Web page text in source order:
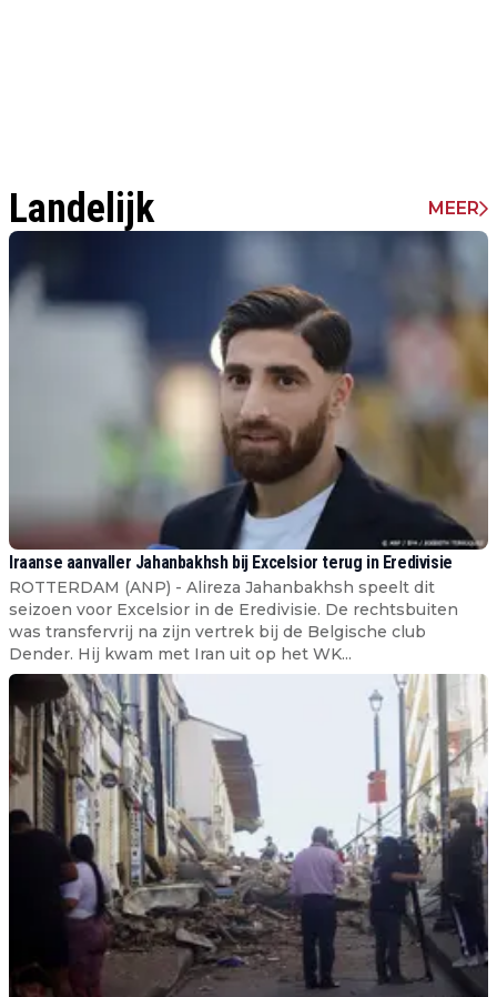
Landelijk MEER
Iraanse aanvaller Jahanbakhsh bij Excelsior terug in Eredivisie
ROTTERDAM (ANP) - Alireza Jahanbakhsh speelt dit
seizoen voor Excelsior in de Eredivisie. De rechtsbuiten
was transfervrij na zijn vertrek bij de Belgische club
Dender. Hij kwam met Iran uit op het WK...